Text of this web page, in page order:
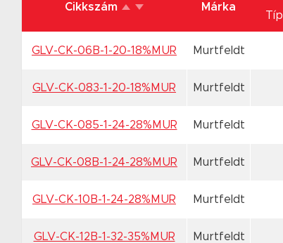
Cikkszám Márka
GLV-CK-06B-1-20-18%MUR Murtfeldt
GLV-CK-083-1-20-18%MUR Murtfeldt
GLV-CK-085-1-24-28%MUR Murtfeldt
GLV-CK-08B-1-24-28%MUR Murtfeldt
GLV-CK-10B-1-24-28%MUR Murtfeldt
GLV-CK-12B-1-32-35%MUR Murtfeldt